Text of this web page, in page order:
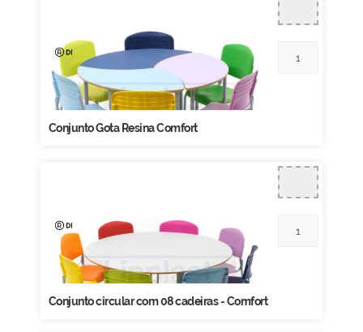
Conjunto Gota Resina Comfort
Conjunto circular com 08 cadeiras - Comfort